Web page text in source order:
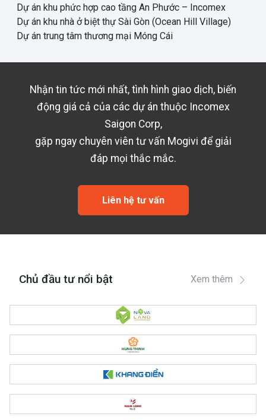
Dự án khu phức hợp cao tầng An Phước – Incomex
Dự án khu nhà ở biệt thự Sài Gòn (Ocean Hill Village)
Dự án trung tâm thương mại Móng Cái
Nhận tin tức mới nhất, tình hình giao dịch, biến
động giá cả của các dự án thuộc Incomex
Saigon Corp,
gặp ngay chuyên viên tư vấn Mogivi để giải
đáp mọi thắc mắc.
Liên hệ tư vấn
Chủ đầu tư nổi bật Xem thêm